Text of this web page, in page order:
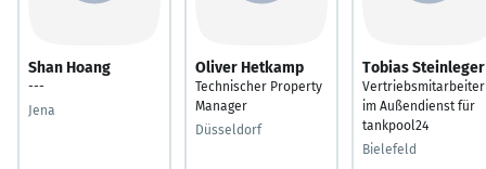
Shan Hoang
---
Jena
Oliver Hetkamp
Technischer Property
Manager
Düsseldorf
Tobias Steinleger
Vertriebsmitarbeiter
im Außendienst für
tankpool24
Bielefeld